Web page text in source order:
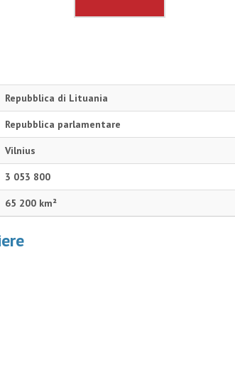
Repubblica di Lituania
Repubblica parlamentare
Vilnius
3 053 800
65 200 km²